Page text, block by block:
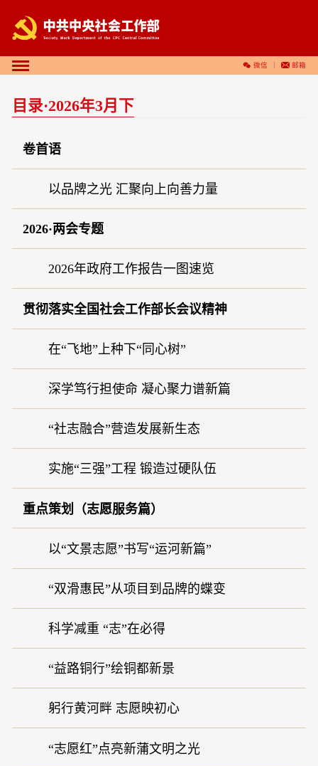
微信 邮箱
目录·2026年3月下
卷首语
以品牌之光 汇聚向上向善力量
2026·两会专题
2026年政府工作报告一图速览
贯彻落实全国社会工作部长会议精神
在“飞地”上种下“同心树”
深学笃行担使命 凝心聚力谱新篇
“社志融合”营造发展新生态
实施“三强”工程 锻造过硬队伍
重点策划（志愿服务篇）
以“文景志愿”书写“运河新篇”
“双滑惠民”从项目到品牌的蝶变
科学减重 “志”在必得
“益路铜行”绘铜都新景
躬行黄河畔 志愿映初心
“志愿红”点亮新蒲文明之光